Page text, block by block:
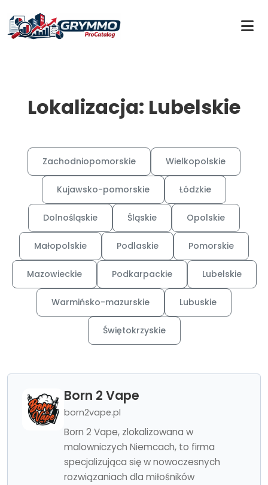
Lokalizacja: Lubelskie
Zachodniopomorskie Wielkopolskie
Kujawsko-pomorskie Łódzkie
Dolnośląskie Śląskie Opolskie
Małopolskie Podlaskie Pomorskie
Mazowieckie Podkarpackie Lubelskie
Warmińsko-mazurskie Lubuskie
Świętokrzyskie
Born 2 Vape
born2vape.pl
Born 2 Vape, zlokalizowana w
malowniczych Niemcach, to firma
specjalizująca się w nowoczesnych
rozwiązaniach dla miłośników